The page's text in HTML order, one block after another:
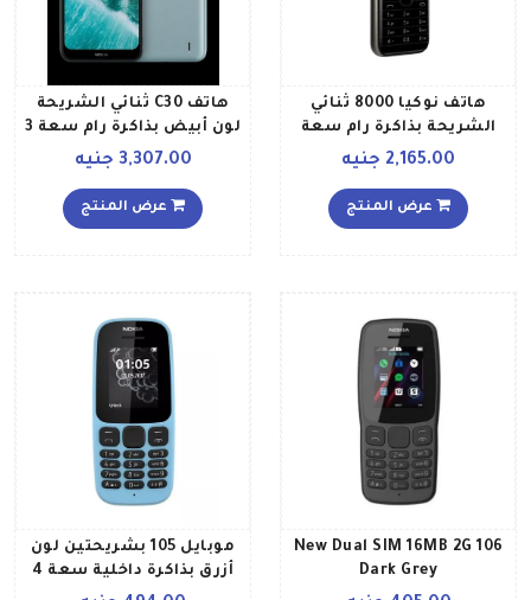
هاتف نوكيا 8000 ثنائي
الشريحة بذاكرة رام سعة
512 ميجابايت وذاكرة داخلية
تقنية 4G LTE بلون أسود
2,165.00 جنيه
عرض المنتج
هاتف C30 ثنائي الشريحة
لون أبيض بذاكرة رام سعة 3
جيجابايت وذاكرة داخلية
تقنية 4G LTE إصدار الشرق
3,307.00 جنيه
عرض المنتج
106 New Dual SIM 16MB 2G
Dark Grey
موبايل 105 بشريحتين لون
أزرق بذاكرة داخلية سعة 4
ميجابايت يدعم تقنية 2G